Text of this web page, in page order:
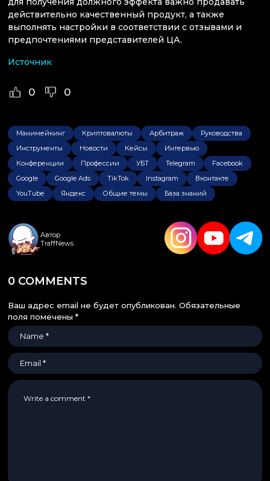
действительно качественный продукт, а также
выполнять настройки в соответствии с отзывами и
предпочтениями представителей ЦА.
Источник
0 0
Манимейкинг Криптовалюты Арбитраж
Руководства
Инструменты
Новости Кейсы
Интервью
Конференции
Профессии УБТ Telegram
Facebook
Google
Google Ads TikTok Instagram
Вконтакте
YouTube
Яндекс Общие темы База знаний
Автор
TraffNews
0 COMMENTS
Ваш адрес email не будет опубликован. Обязательные
поля помечены *